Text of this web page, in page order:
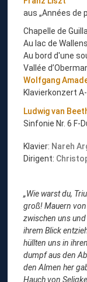
aus „Années de
Chapelle de
Au lac de
Au bord d'une
Vallée
Wolfgang
Klavierkonzert
Ludwig van
Sinfonie Nr. 6 F-
Klavier: Nareh
Dirigent:
„Wie warst du,
groß! Mauern
zwischen uns
ihrem Blick
hüllten uns in
dumpf aus den
den Almen her
Hauch von